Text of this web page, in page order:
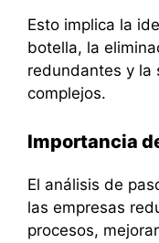
Esto implica la
botella, la
redundantes y la
complejos.
Importancia
El análisis de
las empresas
procesos,